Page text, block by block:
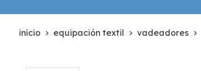
inicio equipación textil vadeadores